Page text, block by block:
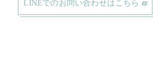
LINEでのお問い合わせはこちら